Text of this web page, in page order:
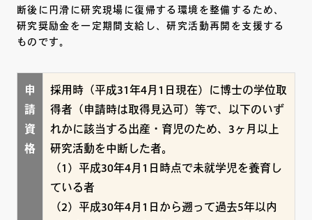
断後に円滑に研究現場に復帰する環境を整備するため、
研究奨励金を一定期間支給し、研究活動再開を支援する
ものです。
申
請
資
格
採用時（平成31年4月1日現在）に博士の学位取
得者（申請時は取得見込可）等で、以下のいず
れかに該当する出産・育児のため、3ヶ月以上
研究活動を中断した者。
（1）平成30年4月1日時点で未就学児を養育し
ている者
（2）平成30年4月1日から遡って過去5年以内